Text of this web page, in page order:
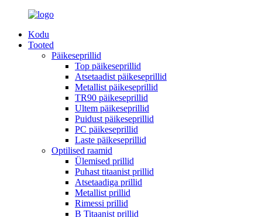
Kodu
Tooted
Päikeseprillid
Top päikeseprillid
Atsetaadist päikeseprillid
Metallist päikeseprillid
TR90 päikeseprillid
Ultem päikeseprillid
Puidust päikeseprillid
PC päikeseprillid
Laste päikeseprillid
Optilised raamid
Ülemised prillid
Puhast titaanist prillid
Atsetaadiga prillid
Metallist prillid
Rimessi prillid
B Titaanist prillid